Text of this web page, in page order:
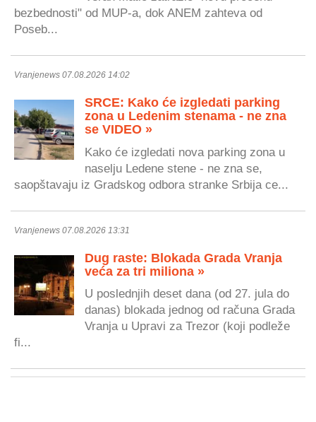
bezbednosti" od MUP-a, dok ANEM zahteva od
Poseb...
Vranjenews 07.08.2026 14:02
SRCE: Kako će izgledati parking
zona u Ledenim stenama - ne zna
se VIDEO »
Kako će izgledati nova parking zona u
naselju Ledene stene - ne zna se,
saopštavaju iz Gradskog odbora stranke Srbija ce...
Vranjenews 07.08.2026 13:31
Dug raste: Blokada Grada Vranja
veća za tri miliona »
U poslednjih deset dana (od 27. jula do
danas) blokada jednog od računa Grada
Vranja u Upravi za Trezor (koji podleže
fi...